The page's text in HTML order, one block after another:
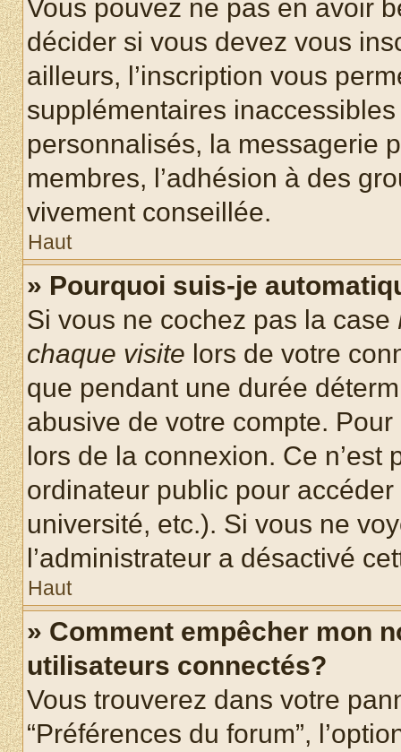
Vous pouvez ne pas en avoir
décider si vous devez vous
ailleurs, l’inscription vous
supplémentaires
personnalisés, la messagerie
membres, l’adhésion à des
vivement conseillée.
Haut
» Pourquoi suis-je
Si vous ne cochez pas la case
chaque visite lors de votre
que pendant une durée
abusive de votre compte.
lors de la connexion. Ce
ordinateur public pour
université, etc.). Si vous ne
l’administrateur a désactivé
Haut
» Comment empêcher mon
utilisateurs connectés?
Vous trouverez dans votre
“Préférences du forum”,